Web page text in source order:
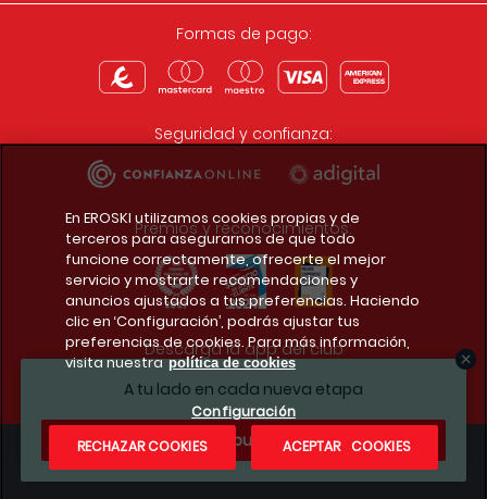
A tu lado en cada nueva etapa
¿Te apuntas?
Formas de pago:
Seguridad y confianza:
Premios y reconocimientos:
Descarga la app del club
Condiciones legales
En EROSKI utilizamos cookies propias y de
terceros para asegurarnos de que todo
funcione correctamente, ofrecerte el mejor
servicio y mostrarte recomendaciones y
anuncios ajustados a tus preferencias. Haciendo
clic en ‘Configuración’, podrás ajustar tus
preferencias de cookies. Para más información,
visita nuestra política de cookies
Configuración
RECHAZAR COOKIES
ACEPTAR COOKIES